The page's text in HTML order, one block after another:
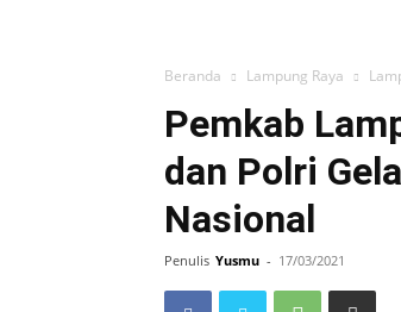
Beranda Lampung Raya
Pemkab
dan Polri
Nasional
Penulis Yusmu - 17/03/2021